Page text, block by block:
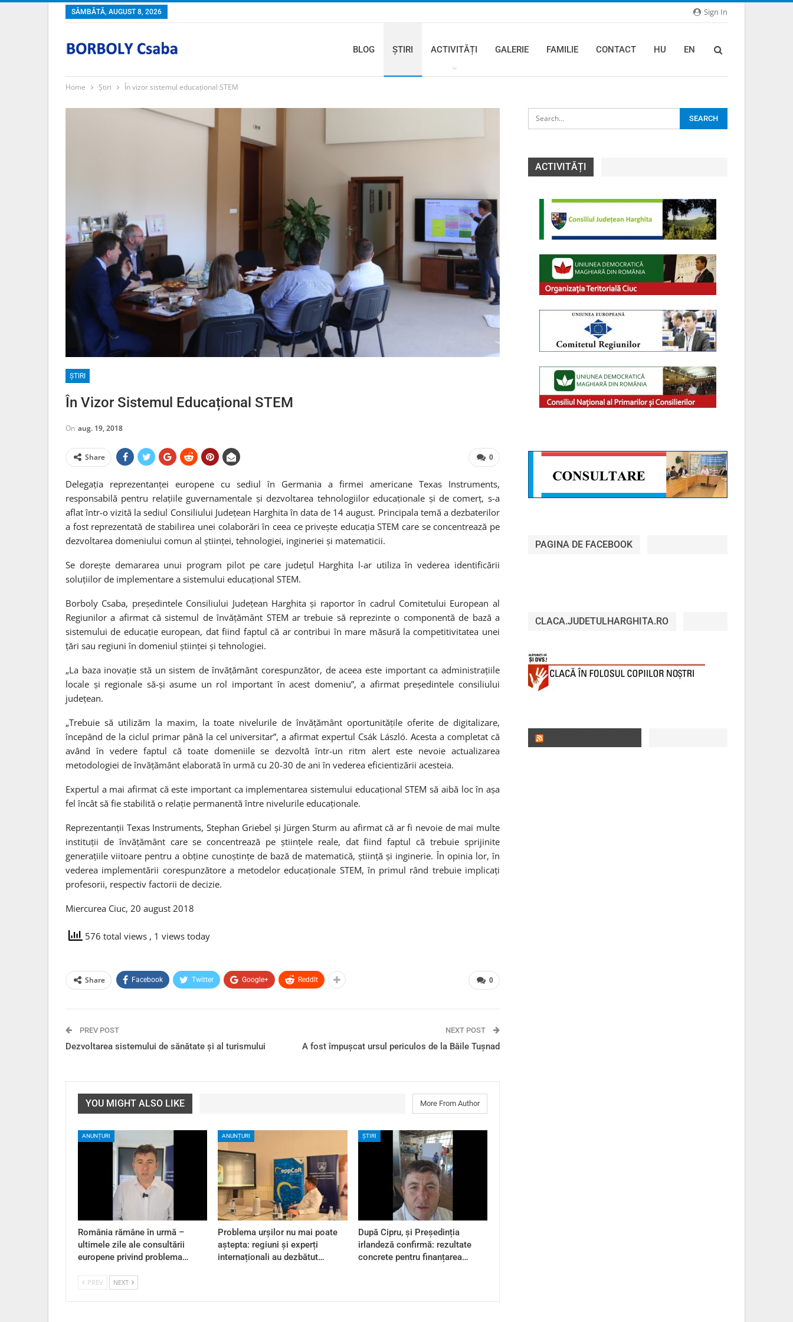
Sign In
SÂMBĂTĂ, AUGUST 8, 2026
BLOG ȘTIRI ACTIVITĂȚI GALERIE FAMILIE CONTACT HU EN
Home Știri În vizor sistemul educațional STEM
ȘTIRI
În Vizor Sistemul Educațional STEM
On aug. 19, 2018
0
Share
Delegația reprezentanței europene cu sediul în Germania a firmei americane Texas Instruments,
responsabilă pentru relațiile guvernamentale și dezvoltarea tehnologiilor educaționale și de comerț, s-a
aflat într-o vizită la sediul Consiliului Județean Harghita în data de 14 august. Principala temă a dezbaterilor
a fost reprezentată de stabilirea unei colaborări în ceea ce privește educația STEM care se concentrează pe
dezvoltarea domeniului comun al științei, tehnologiei, ingineriei și matematicii.
Se dorește demararea unui program pilot pe care județul Harghita l-ar utiliza în vederea identificării
soluțiilor de implementare a sistemului educațional STEM.
Borboly Csaba, președintele Consiliului Județean Harghita și raportor în cadrul Comitetului European al
Regiunilor a afirmat că sistemul de învățământ STEM ar trebuie să reprezinte o componentă de bază a
sistemului de educație european, dat fiind faptul că ar contribui în mare măsură la competitivitatea unei
țări sau regiuni în domeniul științei și tehnologiei.
„La baza inovație stă un sistem de învățământ corespunzător, de aceea este important ca administrațiile
locale și regionale să-și asume un rol important în acest domeniu”, a afirmat președintele consiliului
județean.
„Trebuie să utilizăm la maxim, la toate nivelurile de învățământ oportunitățile oferite de digitalizare,
începând de la ciclul primar până la cel universitar”, a afirmat expertul Csák László. Acesta a completat că
având în vedere faptul că toate domeniile se dezvoltă într-un ritm alert este nevoie actualizarea
metodologiei de învățământ elaborată în urmă cu 20-30 de ani în vederea eficientizării acesteia.
Expertul a mai afirmat că este important ca implementarea sistemului educațional STEM să aibă loc în așa
fel încât să fie stabilită o relație permanentă între nivelurile educaționale.
Reprezentanții Texas Instruments, Stephan Griebel și Jürgen Sturm au afirmat că ar fi nevoie de mai multe
instituții de învățământ care se concentrează pe științele reale, dat fiind faptul că trebuie sprijinite
generațiile viitoare pentru a obține cunoștințe de bază de matematică, știință și inginerie. În opinia lor, în
vederea implementării corespunzătore a metodelor educaționale STEM, în primul rând trebuie implicați
profesorii, respectiv factorii de decizie.
Miercurea Ciuc, 20 august 2018
576 total views , 1 views today
0
Share Facebook Twitter Google+ ReddIt
PREV POST
Dezvoltarea sistemului de sănătate și al turismului
NEXT POST
A fost împușcat ursul periculos de la Băile Tușnad
YOU MIGHT ALSO LIKE More From Author
ANUNȚURI
România rămâne în urmă –
ultimele zile ale consultării
europene privind problema…
ANUNȚURI
Problema urșilor nu mai poate
aștepta: regiuni și experți
internaționali au dezbătut…
ȘTIRI
După Cipru, și Președinția
irlandeză confirmă: rezultate
concrete pentru finanțarea…
PREV NEXT
ACTIVITĂȚI
PAGINA DE FACEBOOK
CLACA.JUDETULHARGHITA.RO